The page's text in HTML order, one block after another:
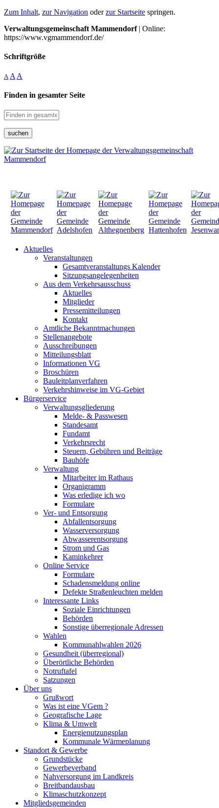
Zum Inhalt, zur Navigation oderzur Startseite springen.
Verwaltungsgemeinschaft Mammendorf| Online:
https://www.vgmammendorf.de/
Schriftgröße
A A A
Finden in gesamter Seite
suchen
Aktuelles
Veranstaltungen
Gesamtveranstaltungs Kalender
Sitzungsangelegenheiten
Aus dem Verkehrsausschuss
Aktuelles
Mitglieder
Pressemitteilungen
Kontakt
Amtliche Bekanntmachungen
Stellenangebote
Ausschreibungen
Mitteilungsblatt
Informationen VG
Broschüren
Bauleitplanverfahren
Verkehrshinweise im VG-Gebiet
Bürgerservice
Verwaltungsgliederung
Melde- & Passwesen
Standesamt
Fundamt
Verkehrsrecht
Steuern, Gebühren und Beiträge
Bauhöfe
Verwaltung
Mitarbeiter im Rathaus
Organigramm
Was erledige ich wo
Formulare
Ver- und Entsorgung
Abfallentsorgung
Wasserversorgung
Abwasserentsorgung
Strom und Gas
Kaminkehrer
Online Service
Formulare
Schadensmeldung online
Defekte Straßenleuchten melden
Interessante Links
Soziale Einrichtungen
Behörden
Sonstige überregionale Adressen
Wahlen
Kommunahlwahlen 2026
Gesundheit (überregional)
Überörtliche Behörden
Notruftafel
Satzungen
Über uns
Grußwort
Was ist eine VGem ?
Geografische Lage
Klima & Umwelt
Energienutzungsplan
Kommunale Wärmeplanung
Standort & Gewerbe
Grundstücke
Gewerbeverband
Nahversorgung im Landkreis
Breitbandausbau
Klimaschutzkonzept
Mitgliedsgemeinden